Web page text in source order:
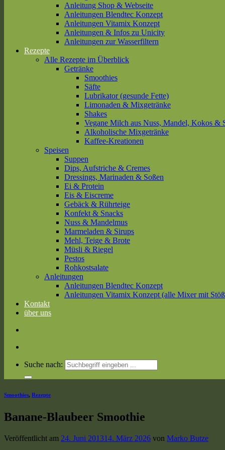
Anleitung Shop & Webseite
Anleitungen Blendtec Konzept
Anleitungen Vitamix Konzept
Anleitungen & Infos zu Unicity
Anleitungen zur Wasserfiltern
Rezepte
Alle Rezepte im Überblick
Getränke
Smoothies
Säfte
Lubrikator (gesunde Fette)
Limonaden & Mixgetränke
Shakes
Vegane Milch aus Nuss, Mandel, Kokos &
Alkoholische Mixgetränke
Kaffee-Kreationen
Speisen
Suppen
Dips, Aufstriche & Cremes
Dressings, Marinaden & Soßen
Ei & Protein
Eis & Eiscreme
Gebäck & Rührteige
Konfekt & Snacks
Nuss & Mandelmus
Marmeladen & Sirups
Mehl, Teige & Brote
Müsli & Riegel
Pestos
Rohkostsalate
Anleitungen
Anleitungen Blendtec Konzept
Anleitungen Vitamix Konzept (alle Mixer mit
Kontakt
über uns
Suche nach:
Smoothies, Rezepte
Banane-Blaubeer Smoothie
Veröffentlicht am 24. Juni 201314. März 2026 von Marko Butze